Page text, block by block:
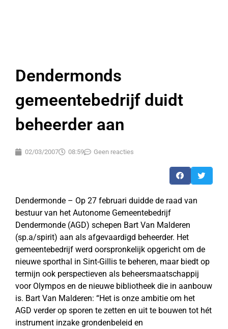
Dendermonds
gemeentebedrijf duidt
beheerder aan
02/03/2007 08:59 Geen reacties
Dendermonde – Op 27 februari duidde de raad van
bestuur van het Autonome Gemeentebedrijf
Dendermonde (AGD) schepen Bart Van Malderen
(sp.a/spirit) aan als afgevaardigd beheerder. Het
gemeentebedrijf werd oorspronkelijk opgericht om de
nieuwe sporthal in Sint-Gillis te beheren, maar biedt op
termijn ook perspectieven als beheersmaatschappij
voor Olympos en de nieuwe bibliotheek die in aanbouw
is. Bart Van Malderen: “Het is onze ambitie om het
AGD verder op sporen te zetten en uit te bouwen tot hét
instrument inzake grondenbeleid en